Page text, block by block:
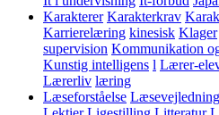
Karakterer Karakterkrav
Karrierelæring kinesisk Klager
supervision Kommunikation
Kunstig intelligens l Lærer-
Lærerliv læring
Læseforståelse Læsevejledning